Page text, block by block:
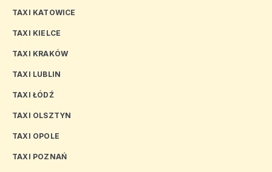
TAXI KATOWICE
TAXI KIELCE
TAXI KRAKÓW
TAXI LUBLIN
TAXI ŁÓDŹ
TAXI OLSZTYN
TAXI OPOLE
TAXI POZNAŃ